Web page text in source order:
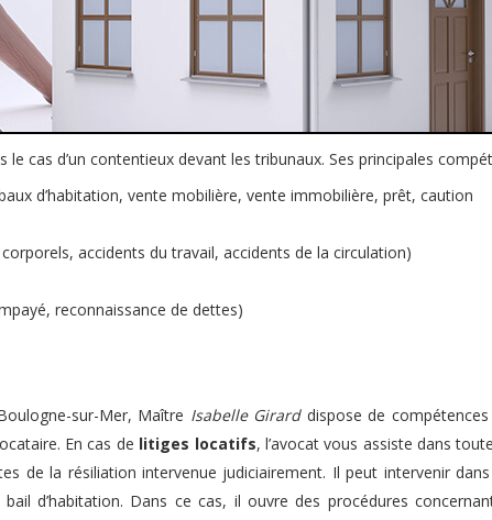
le cas d’un contentieux devant les tribunaux. Ses principales
d’habitation, vente mobilière, vente immobilière, prêt, caution
accidents du travail, accidents de la circulation)
reconnaissance de dettes)
sur-Mer, Maître Isabelle Girarddispose de
En cas de litiges locatifs, l’avocat vous assiste dans
de la résiliation intervenue judiciairement. Il peut intervenir
d’habitation. Dans ce cas, il ouvre des procédures